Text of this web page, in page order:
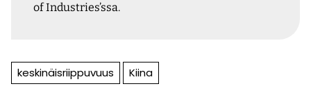
of Industries’ssa.
keskinäisriippuvuus Kiina